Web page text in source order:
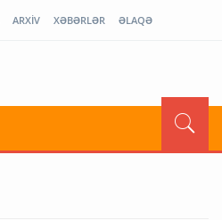
ARXİV XƏBƏRLƏR ƏLAQƏ